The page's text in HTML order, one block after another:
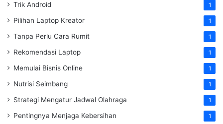
Trik Android 1
Pilihan Laptop Kreator 1
Tanpa Perlu Cara Rumit 1
Rekomendasi Laptop 1
Memulai Bisnis Online 1
Nutrisi Seimbang 1
Strategi Mengatur Jadwal Olahraga 1
Pentingnya Menjaga Kebersihan 1